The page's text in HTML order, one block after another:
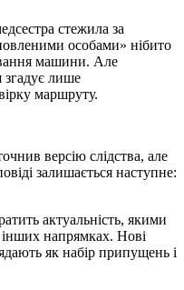
стежила за
особами» нібито
машини. Але
згадує лише
маршруту.
версію слідства, але
залишається наступне:
актуальність, якими
інших напрямках. Нові
як набір припущень і